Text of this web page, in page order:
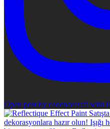
Open post by cadencecraft with